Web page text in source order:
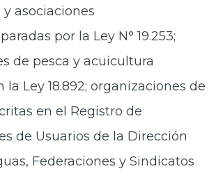
asociaciones
por la Ley N° 19.253;
de pesca y acuicultura
la Ley 18.892; organizaciones de
en el Registro de
de Usuarios de la Dirección
Federaciones y Sindicatos